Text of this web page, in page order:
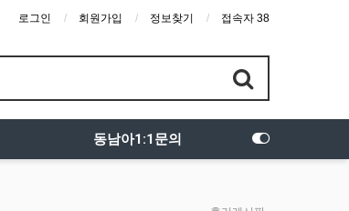
로그인 회원가입 정보찾기 접속자 38
동남아1:1문의